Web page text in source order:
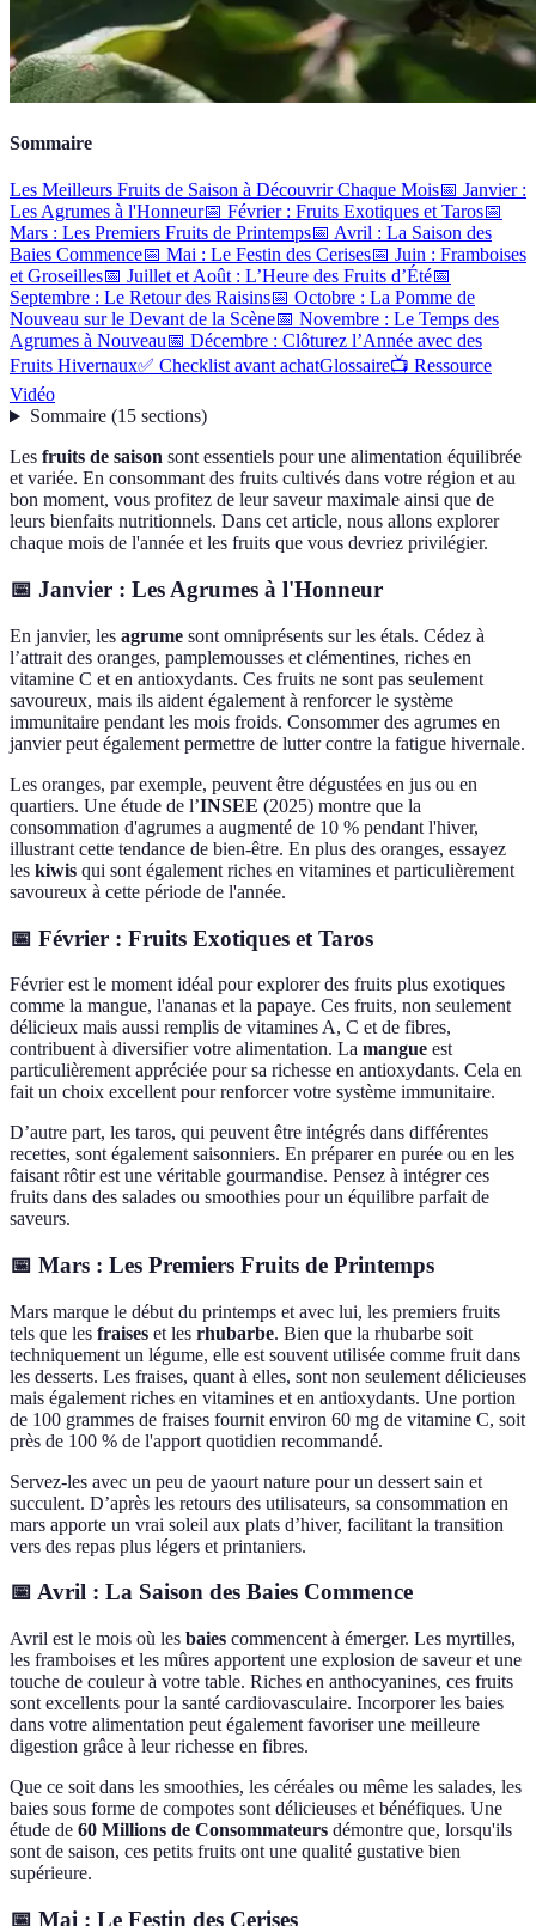
Sommaire
Les Meilleurs Fruits de Saison à Découvrir Chaque Mois📅 Janvier :
Les Agrumes à l'Honneur📅 Février : Fruits Exotiques et Taros📅
Mars : Les Premiers Fruits de Printemps📅 Avril : La Saison des
Baies Commence📅 Mai : Le Festin des Cerises📅 Juin : Framboises
et Groseilles📅 Juillet et Août : L’Heure des Fruits d’Été📅
Septembre : Le Retour des Raisins📅 Octobre : La Pomme de
Nouveau sur le Devant de la Scène📅 Novembre : Le Temps des
Agrumes à Nouveau📅 Décembre : Clôturez l’Année avec des
Fruits Hivernaux✅ Checklist avant achatGlossaire📺 Ressource
Vidéo
Sommaire(15 sections)
Les fruits de saison sont essentiels pour une alimentation équilibrée
et variée. En consommant des fruits cultivés dans votre région et au
bon moment, vous profitez de leur saveur maximale ainsi que de
leurs bienfaits nutritionnels. Dans cet article, nous allons explorer
chaque mois de l'année et les fruits que vous devriez privilégier.
📅 Janvier : Les Agrumes à l'Honneur
En janvier, les agrume sont omniprésents sur les étals. Cédez à
l’attrait des oranges, pamplemousses et clémentines, riches en
vitamine C et en antioxydants. Ces fruits ne sont pas seulement
savoureux, mais ils aident également à renforcer le système
immunitaire pendant les mois froids. Consommer des agrumes en
janvier peut également permettre de lutter contre la fatigue hivernale.
Les oranges, par exemple, peuvent être dégustées en jus ou en
quartiers. Une étude de l’INSEE (2025) montre que la
consommation d'agrumes a augmenté de 10 % pendant l'hiver,
illustrant cette tendance de bien-être. En plus des oranges, essayez
les kiwis qui sont également riches en vitamines et particulièrement
savoureux à cette période de l'année.
📅 Février : Fruits Exotiques et Taros
Février est le moment idéal pour explorer des fruits plus exotiques
comme la mangue, l'ananas et la papaye. Ces fruits, non seulement
délicieux mais aussi remplis de vitamines A, C et de fibres,
contribuent à diversifier votre alimentation. La mangue est
particulièrement appréciée pour sa richesse en antioxydants. Cela en
fait un choix excellent pour renforcer votre système immunitaire.
D’autre part, les taros, qui peuvent être intégrés dans différentes
recettes, sont également saisonniers. En préparer en purée ou en les
faisant rôtir est une véritable gourmandise. Pensez à intégrer ces
fruits dans des salades ou smoothies pour un équilibre parfait de
saveurs.
📅 Mars : Les Premiers Fruits de Printemps
Mars marque le début du printemps et avec lui, les premiers fruits
tels que les fraises et les rhubarbe. Bien que la rhubarbe soit
techniquement un légume, elle est souvent utilisée comme fruit dans
les desserts. Les fraises, quant à elles, sont non seulement délicieuses
mais également riches en vitamines et en antioxydants. Une portion
de 100 grammes de fraises fournit environ 60 mg de vitamine C, soit
près de 100 % de l'apport quotidien recommandé.
Servez-les avec un peu de yaourt nature pour un dessert sain et
succulent. D’après les retours des utilisateurs, sa consommation en
mars apporte un vrai soleil aux plats d’hiver, facilitant la transition
vers des repas plus légers et printaniers.
📅 Avril : La Saison des Baies Commence
Avril est le mois où les baies commencent à émerger. Les myrtilles,
les framboises et les mûres apportent une explosion de saveur et une
touche de couleur à votre table. Riches en anthocyanines, ces fruits
sont excellents pour la santé cardiovasculaire. Incorporer les baies
dans votre alimentation peut également favoriser une meilleure
digestion grâce à leur richesse en fibres.
Que ce soit dans les smoothies, les céréales ou même les salades, les
baies sous forme de compotes sont délicieuses et bénéfiques. Une
étude de 60 Millions de Consommateurs démontre que, lorsqu'ils
sont de saison, ces petits fruits ont une qualité gustative bien
supérieure.
📅 Mai : Le Festin des Cerises